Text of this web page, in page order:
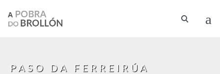
PASO DA FERREIRÚA